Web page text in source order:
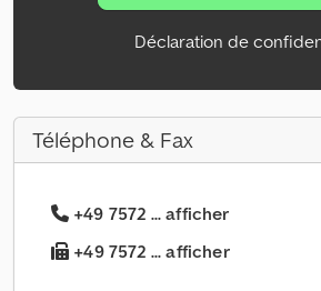
Déclaration de
Téléphone & Fax
+49 7572 ... afficher
+49 7572 ... afficher